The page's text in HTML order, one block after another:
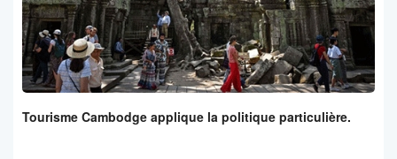
Tourisme Cambodge applique la politique particulière.